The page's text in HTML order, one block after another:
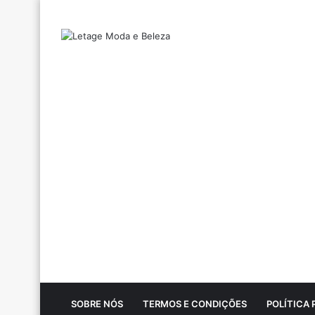
SOBRE NÓS TERMOS E CONDIÇÕES POLÍTICA